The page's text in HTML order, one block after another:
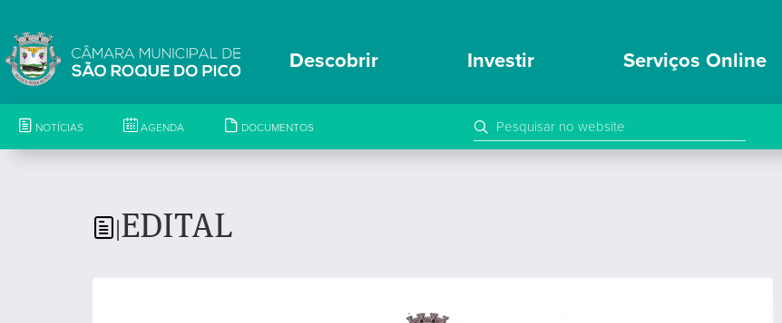
Descobrir Investir Serviços Online
NOTÍCIAS AGENDA DOCUMENTOS
EDITAL